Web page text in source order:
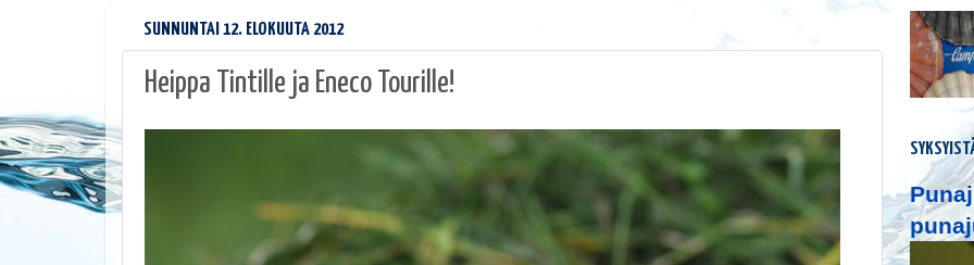
SUNNUNTAI 12. ELOKUUTA 2012
Heippa Tintille ja Eneco Tourille!